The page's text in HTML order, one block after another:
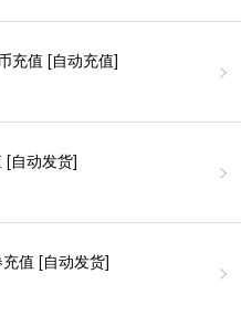
充值 [自动充值]
[自动发货]
值 [自动发货]